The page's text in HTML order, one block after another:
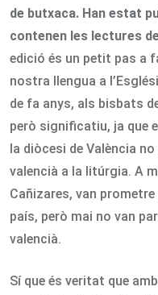
de butxaca. Han estat
contenen les lectures
edició és un petit pas a
nostra llengua a
de fa anys, als bisbats
però significatiu, ja que
la diòcesi de València
valencià a la litúrgia. A
Cañizares, van
país, però mai no van
valencià.
Sí que és veritat que